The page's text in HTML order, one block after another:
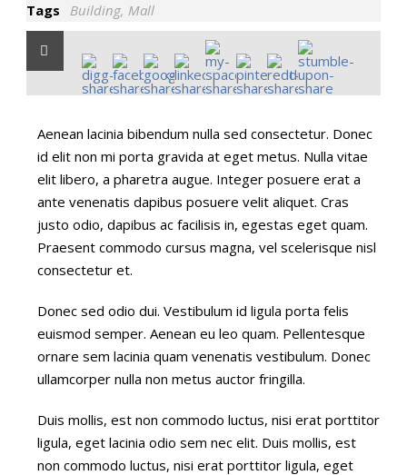
Tags
Building, Mall
Aenean lacinia bibendum nulla sed consectetur. Donec
id elit non mi porta gravida at eget metus. Nulla vitae
elit libero, a pharetra augue. Integer posuere erat a
ante venenatis dapibus posuere velit aliquet. Cras
justo odio, dapibus ac facilisis in, egestas eget quam.
Praesent commodo cursus magna, vel scelerisque nisl
consectetur et.
Donec sed odio dui. Vestibulum id ligula porta felis
euismod semper. Aenean eu leo quam. Pellentesque
ornare sem lacinia quam venenatis vestibulum. Donec
ullamcorper nulla non metus auctor fringilla.
Duis mollis, est non commodo luctus, nisi erat porttitor
ligula, eget lacinia odio sem nec elit. Duis mollis, est
non commodo luctus, nisi erat porttitor ligula, eget